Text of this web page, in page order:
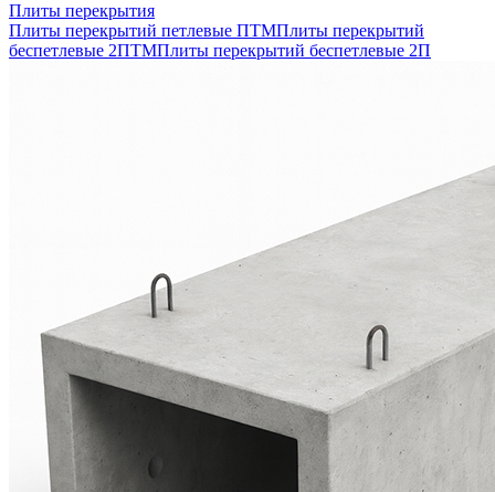
Плиты перекрытия
Плиты перекрытий петлевые ПТМПлиты перекрытий
беспетлевые 2ПТМПлиты перекрытий беспетлевые 2П